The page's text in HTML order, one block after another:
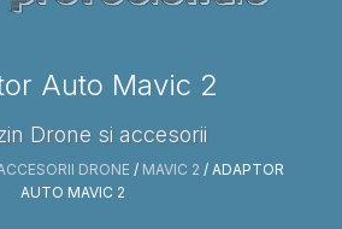
Auto Mavic 2
Drone si accesorii
DRONE / MAVIC 2 / ADAPTOR
AUTO MAVIC 2